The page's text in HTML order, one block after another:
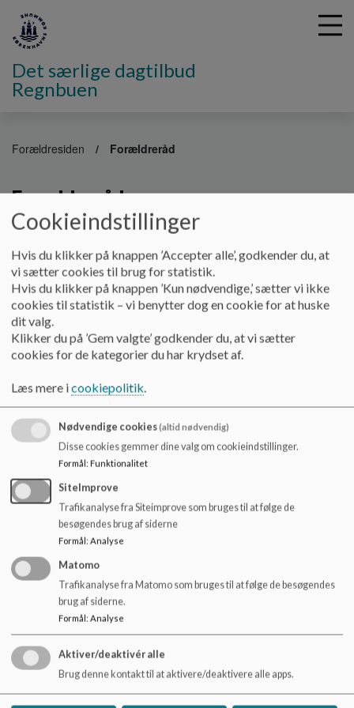
l
e
Det særlige dagtilbud
Regnbuen
Forældresiden Forældreråd
Forældreråd
institutionen.
Forældrerådet er sammensat af forældrerepræsentanter,
medarbejderrepræsentanter og den pædagogiske leder.
Enhedens forældrebestyrelsesrepræsentant er automatisk
valgt til forældrerådet.
værdier, som ligger til grund for den pædagogik, der præger
de konkrete aktiviteter, som børnene og de voksne er
sammen om. Du har derfor mulighed for at præge
institutionen på mange niveauer. Du kommer tæt på enhedens
dagligdag og lærer medarbejderne og de andre forældre at
Forældrerådet holder møder 4 gange om året.
Du kan læse mere om forældreråd og
forældreindflydelse her
Specialklyngens forældrebestyrelse
Specialklyngen har også en samlet forældrebestyrelse, som
du kan læse mere omher.
Cookieindstillinger
Hvis du klikker på knappen ’Accepter alle’, godkender du, at
vi sætter cookies til brug for statistik.
Hvis du klikker på knappen ’Kun nødvendige,’ sætter vi ikke
cookies til statistik – vi benytter dog en cookie for at huske
dit valg.
Klikker du på ’Gem valgte’ godkender du, at vi sætter
cookies for de kategorier du har krydset af.
Læs mere icookiepolitik.
Nødvendige cookies(altid nødvendig)
Disse cookies gemmer dine valg om cookieindstillinger.
Formål: Funktionalitet
SiteImprove
Trafikanalyse fra Siteimprove som bruges til at følge de
besøgendes brug af siderne
Formål: Analyse
Matomo
Trafikanalyse fra Matomo som bruges til at følge de besøgendes
brug af siderne.
Formål: Analyse
Aktiver/deaktivér alle
Brug denne kontakt til at aktivere/deaktivere alle apps.